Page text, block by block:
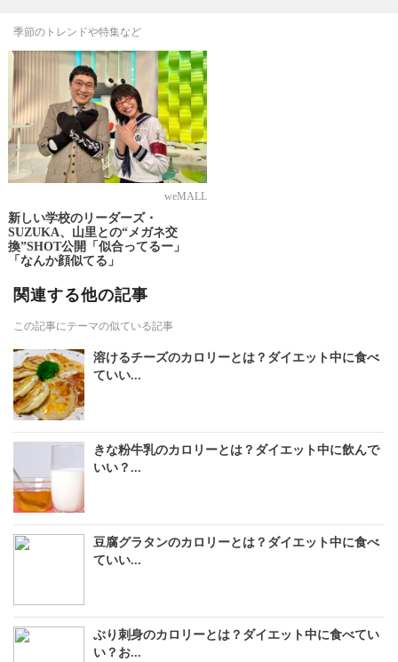
季節のトレンドや特集など
weMALL
新しい学校のリーダーズ・
SUZUKA、山里との“メガネ交
換”SHOT公開「似合ってるー」
「なんか顔似てる」
関連する他の記事
この記事にテーマの似ている記事
溶けるチーズのカロリーとは？ダイエット中に食べ
ていい...
きな粉牛乳のカロリーとは？ダイエット中に飲んで
いい？...
豆腐グラタンのカロリーとは？ダイエット中に食べ
ていい...
ぶり刺身のカロリーとは？ダイエット中に食べてい
い？お...